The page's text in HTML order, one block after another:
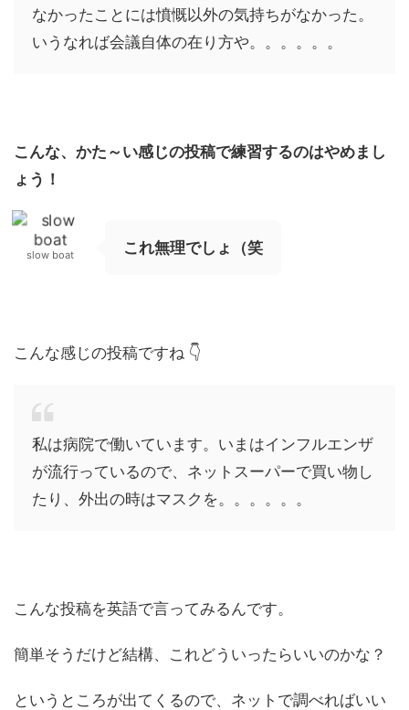
なかったことには憤慨以外の気持ちがなかった。
いうなれば会議自体の在り方や。。。。。。
こんな、かた～い感じの投稿で練習するのはやめまし
ょう！
slow boat これ無理でしょ（笑
こんな感じの投稿ですね 👇
私は病院で働いています。いまはインフルエンザ
が流行っているので、ネットスーパーで買い物し
たり、外出の時はマスクを。。。。。。
こんな投稿を英語で言ってみるんです。
簡単そうだけど結構、これどういったらいいのかな？
というところが出てくるので、ネットで調べればいい